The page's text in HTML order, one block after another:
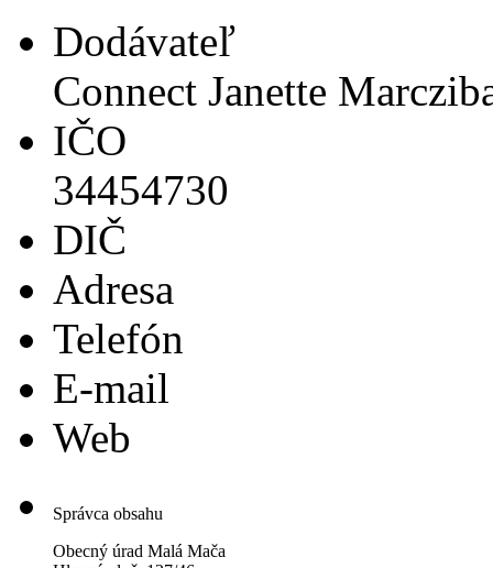
Dodávateľ
Connect Janette
IČO
34454730
DIČ
Adresa
Telefón
E-mail
Web
Správca obsahu
Obecný úrad Malá Mača